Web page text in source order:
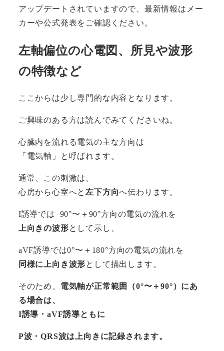
アップデートされていますので、最新情報はメー
カーや公式発表をご確認ください。
左軸偏位の心電図、所見や波形
の特徴など
ここからは少し専門的な内容となります。
ご興味のある方は読んでみてくださいね。
心臓内を流れる電気の主な方向は
「電気軸」と呼ばれます。
通常、この刺激は、
心房から心室へと左下方向へ伝わります。
I誘導では−90°〜＋90°方向の電気の流れを
上向きの波形として示し、
aVF誘導では0°〜＋180°方向の電気の流れを
同様に上向き波形として描出します。
そのため、 電気軸が正常範囲（0°〜＋90°）にあ
る場合は、
I誘導・aVF誘導ともに
P波・QRS波は上向きに記録されます。